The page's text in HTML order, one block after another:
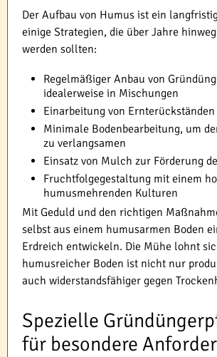
Der Aufbau von Humus ist ein
einige Strategien, die über Jahre
werden sollten:
Regelmäßiger Anbau von
idealerweise in Mischungen
Einarbeitung von
Minimale Bodenbearbeitung, um
zu verlangsamen
Einsatz von Mulch zur Förderung
Fruchtfolgegestaltung mit einem
humusmehrenden Kulturen
Mit Geduld und den richtigen
selbst aus einem humusarmen Boden
Erdreich entwickeln. Die Mühe lohnt
humusreicher Boden ist nicht nur
auch widerstandsfähiger gegen
Spezielle
für besondere